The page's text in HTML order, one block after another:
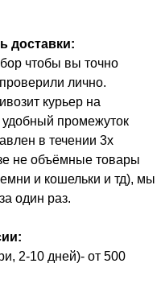
доставки:
чтобы вы точно
лично.
курьер на
промежуток
в течении 3х
не объёмные товары
и кошельки и тд), мы
один раз.
2-10 дней)- от 500